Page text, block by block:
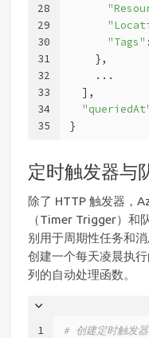
28
29
30
31
32
33
34
35
"Tags"
    },
    ...
  ],
}
定时触发器与
除了 HTTP 触发器，
（Timer Trigger）和
别用于周期性任务和
创建一个每天凌晨执
列的自动处理函数。
1
# 创建定时触发